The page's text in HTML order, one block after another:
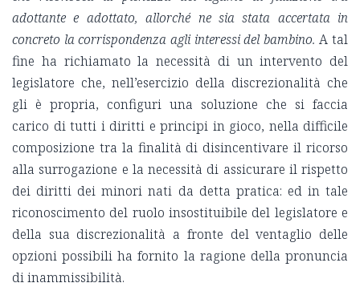
adottante e adottato, allorché ne sia stata accertata in
concreto la corrispondenza agli interessi del bambino.A tal
fine ha richiamato la necessità di un intervento del
legislatore che, nell’esercizio della discrezionalità che
gli è propria, configuri una soluzione che si faccia
carico di tutti i diritti e principi in gioco, nella difficile
composizione tra la finalità di disincentivare il ricorso
alla surrogazione e la necessità di assicurare il rispetto
dei diritti dei minori nati da detta pratica: ed in tale
riconoscimento del ruolo insostituibile del legislatore e
della sua discrezionalità a fronte del ventaglio delle
opzioni possibili ha fornito la ragione della pronuncia
di inammissibilità.